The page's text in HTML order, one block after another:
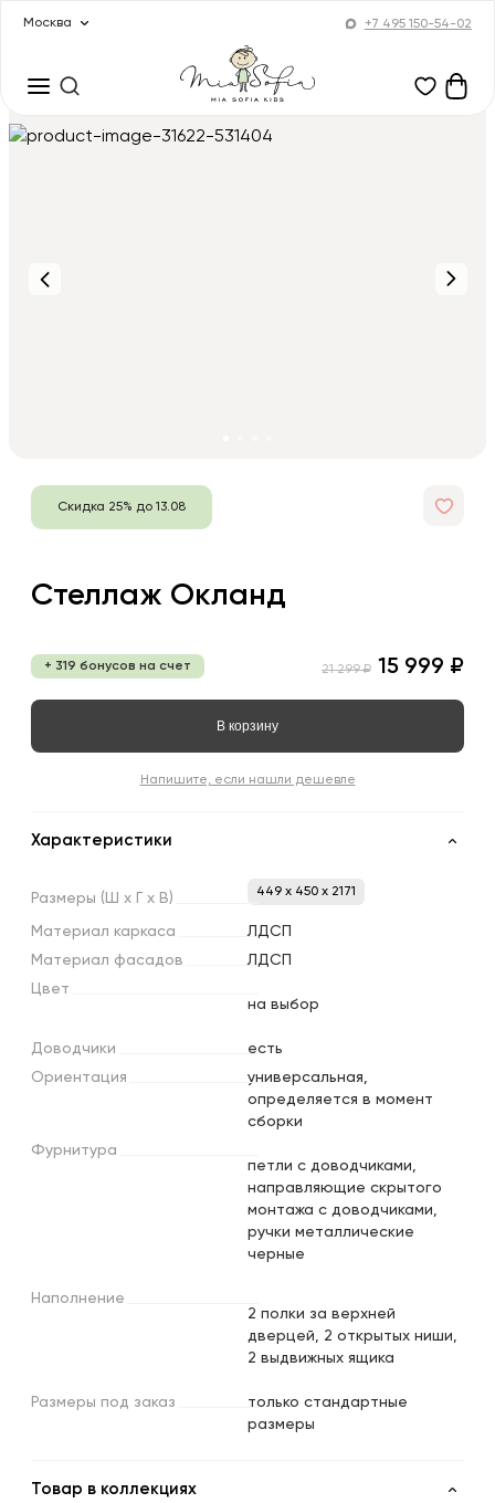
Москва +7 495 150-54-02
Скидка 25% до 13.08
Стеллаж Окланд
+ 319 бонусов на счет 21 299 ₽ 15 999 ₽
В корзину
Напишите, если нашли дешевле
Характеристики
Размеры (Ш х х В) 449 x 450 x 2171
Материал каркаса
ЛДСП
Материал фасадов
ЛДСП
Цвет
на выбор
Доводчики
есть
Ориентация
универсальная,
определяется в момент
сборки
Фурнитура
петли с доводчиками,
направляющие скрытого
монтажа с доводчиками,
ручки металлические
черные
Наполнение
2 полки за верхней
дверцей, 2 открытых ниши,
2 выдвижных ящика
Размеры под заказ
только стандартные
размеры
Товар в коллекциях